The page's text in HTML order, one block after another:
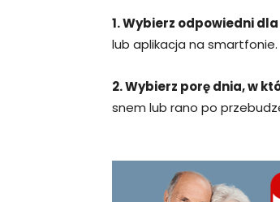
1. Wybierz odpowiedni
lub aplikacja na smartfonie.
2. Wybierz porę dnia, w
snem lub rano po